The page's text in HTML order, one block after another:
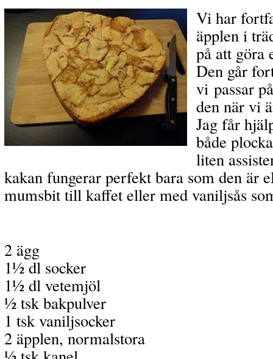
Vi har
äpplen i
på att göra
Den går
vi passar
den när vi
Jag får
både
liten
kakan fungerar perfekt bara som den är
mumsbit till kaffet eller med vaniljsås
2 ägg
1½ dl socker
1½ dl vetemjöl
½ tsk bakpulver
1 tsk vaniljsocker
2 äpplen, normalstora